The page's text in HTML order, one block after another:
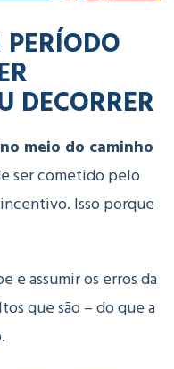
DECORRER
meio do caminho
ser cometido pelo
Isso porque
e assumir os erros da
que são – do que a